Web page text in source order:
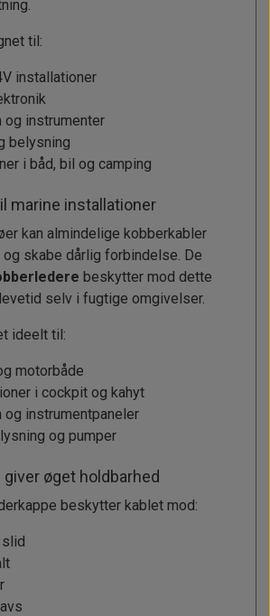
til:
installationer
og instrumenter
belysning
i båd, bil og camping
marine installationer
kan almindelige kobberkabler
skabe dårlig forbindelse. De
beskytter mod dette
selv i fugtige omgivelser.
ideelt til:
motorbåde
i cockpit og kahyt
og instrumentpaneler
og pumper
giver øget holdbarhed
beskytter kablet mod: